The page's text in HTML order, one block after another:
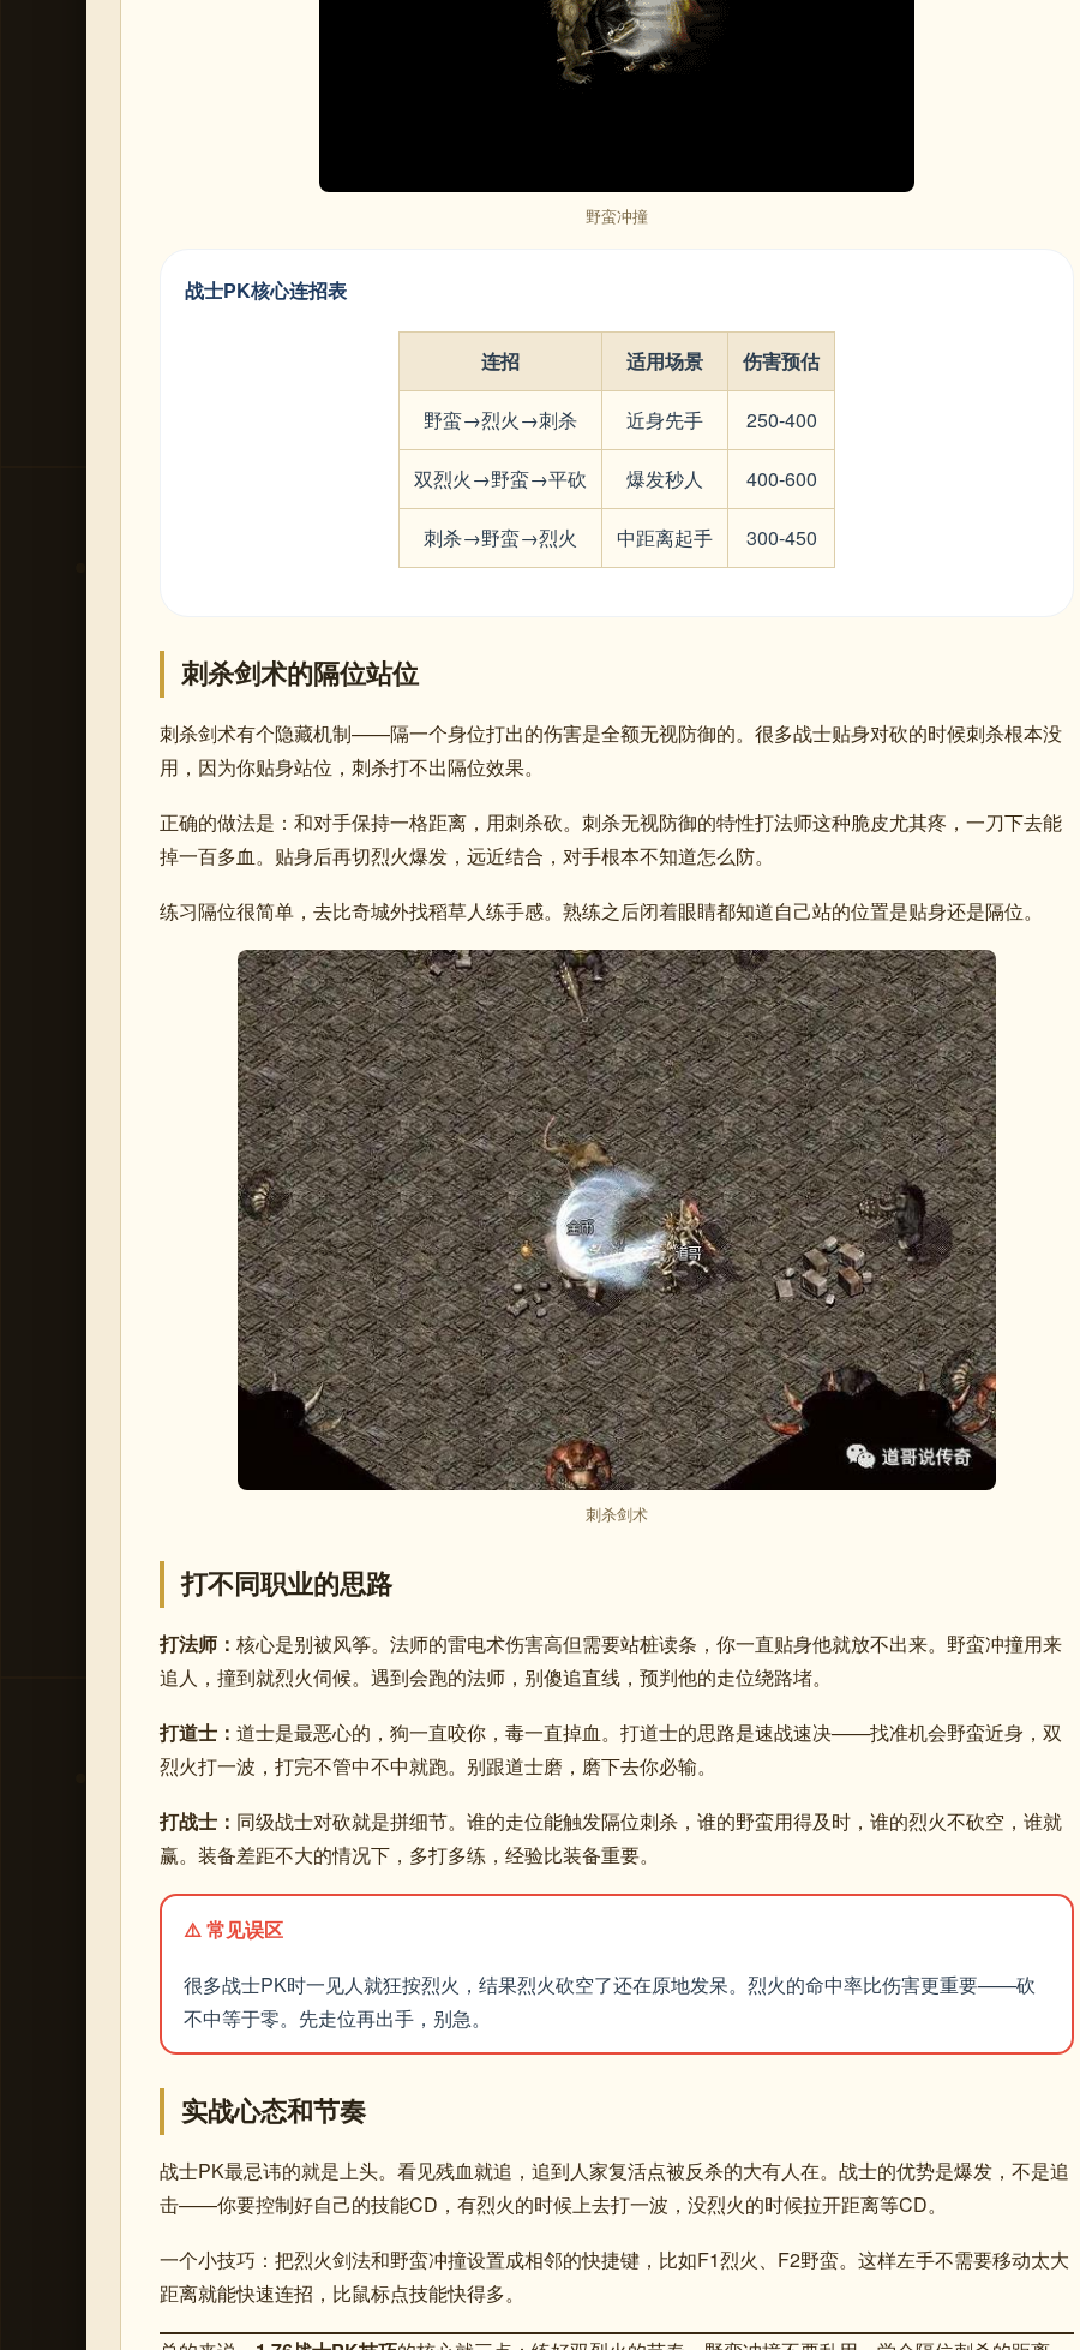
野蛮冲撞
战士PK核心连招表
连招 适用场景 伤害预估
野蛮→烈火→刺杀 近身先手 250-400
双烈火→野蛮→平砍 爆发秒人 400-600
刺杀→野蛮→烈火 中距离起手 300-450
刺杀剑术的隔位站位
刺杀剑术有个隐藏机制——隔一个身位打出的伤害是全额无视防御的。很多战士贴身对砍的时候刺杀根本没
用，因为你贴身站位，刺杀打不出隔位效果。
正确的做法是：和对手保持一格距离，用刺杀砍。刺杀无视防御的特性打法师这种脆皮尤其疼，一刀下去能
掉一百多血。贴身后再切烈火爆发，远近结合，对手根本不知道怎么防。
练习隔位很简单，去比奇城外找稻草人练手感。熟练之后闭着眼睛都知道自己站的位置是贴身还是隔位。
刺杀剑术
打不同职业的思路
打法师： 核心是别被风筝。法师的雷电术伤害高但需要站桩读条，你一直贴身他就放不出来。野蛮冲撞用来
追人，撞到就烈火伺候。遇到会跑的法师，别傻追直线，预判他的走位绕路堵。
打道士： 道士是最恶心的，狗一直咬你，毒一直掉血。打道士的思路是速战速决——找准机会野蛮近身，双
烈火打一波，打完不管中不中就跑。别跟道士磨，磨下去你必输。
打战士： 同级战士对砍就是拼细节。谁的走位能触发隔位刺杀，谁的野蛮用得及时，谁的烈火不砍空，谁就
赢。装备差距不大的情况下，多打多练，经验比装备重要。
⚠️ 常见误区
很多战士PK时一见人就狂按烈火，结果烈火砍空了还在原地发呆。烈火的命中率比伤害更重要——砍
不中等于零。先走位再出手，别急。
实战心态和节奏
战士PK最忌讳的就是上头。看见残血就追，追到人家复活点被反杀的大有人在。战士的优势是爆发，不是追
击——你要控制好自己的技能CD，有烈火的时候上去打一波，没烈火的时候拉开距离等CD。
一个小技巧：把烈火剑法和野蛮冲撞设置成相邻的快捷键，比如F1烈火、F2野蛮。这样左手不需要移动太大
距离就能快速连招，比鼠标点技能快得多。